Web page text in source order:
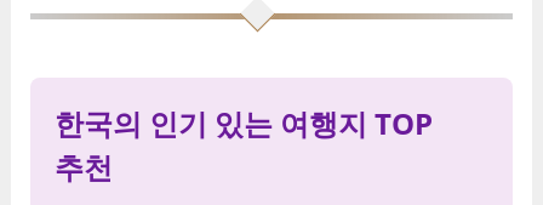
한국의 인기 있는 여행지 TOP
추천